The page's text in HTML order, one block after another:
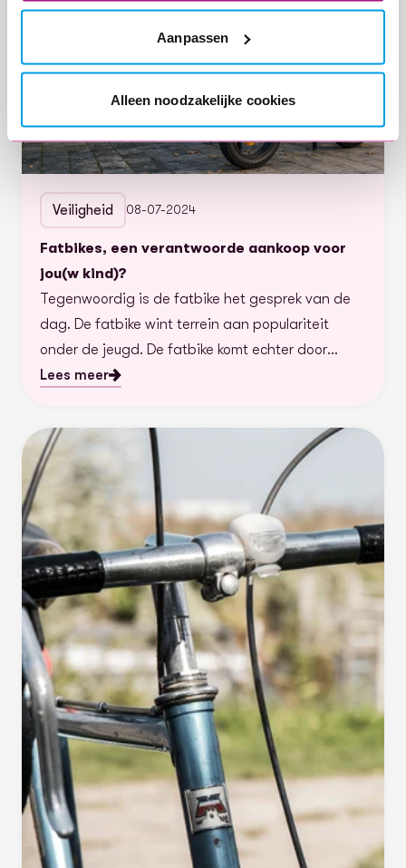
Aanpassen
Alleen noodzakelijke cookies
Veiligheid 08-07-2024
Fatbikes, een verantwoorde aankoop voor
jou(w kind)?
Tegenwoordig is de fatbike het gesprek van de
dag. De fatbike wint terrein aan populariteit
onder de jeugd. De fatbike komt echter door
opgevoerde, te snelle exemplaren en/of jeugdige
Lees meer